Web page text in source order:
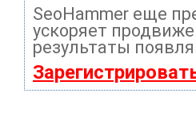
SeoHammer еще
ускоряет
результаты